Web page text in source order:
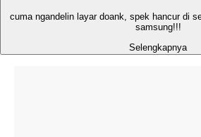
cuma ngandelin layar doank, spek hancur di
samsung!!!
Selengkapnya